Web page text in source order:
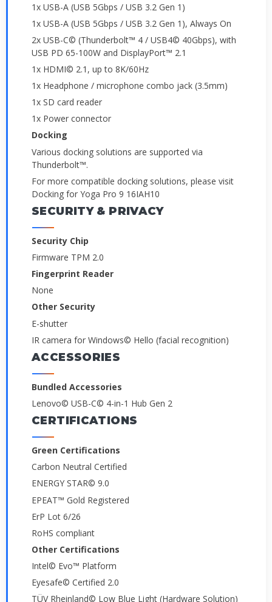
1x USB-A (USB 5Gbps / USB 3.2 Gen 1)
1x USB-A (USB 5Gbps / USB 3.2 Gen 1), Always On
2x USB-C© (Thunderbolt™ 4 / USB4© 40Gbps), with
USB PD 65-100W and DisplayPort™ 2.1
1x HDMI© 2.1, up to 8K/60Hz
1x Headphone / microphone combo jack (3.5mm)
1x SD card reader
1x Power connector
Docking
Various docking solutions are supported via
Thunderbolt™.
For more compatible docking solutions, please visit
Docking for Yoga Pro 9 16IAH10
SECURITY & PRIVACY
Security Chip
Firmware TPM 2.0
Fingerprint Reader
None
Other Security
E-shutter
IR camera for Windows© Hello (facial recognition)
ACCESSORIES
Bundled Accessories
Lenovo© USB-C© 4-in-1 Hub Gen 2
CERTIFICATIONS
Green Certifications
Carbon Neutral Certified
ENERGY STAR© 9.0
EPEAT™ Gold Registered
ErP Lot 6/26
RoHS compliant
Other Certifications
Intel© Evo™ Platform
Eyesafe© Certified 2.0
TÜV Rheinland© Low Blue Light (Hardware Solution)